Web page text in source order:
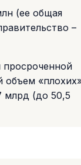
(ее общая
–
просроченной
объем
млрд (до 50,5